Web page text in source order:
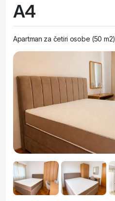
A4
Apartman za četiri osobe (50 m2)